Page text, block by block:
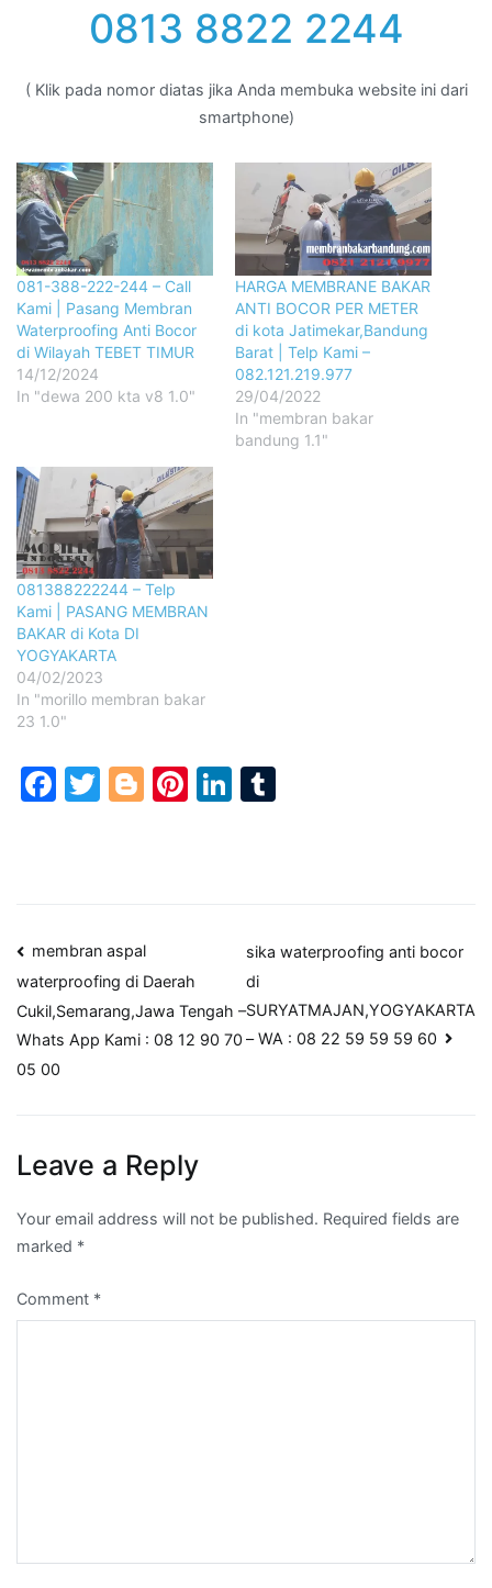
0813 8822 2244
( Klik pada nomor diatas jika Anda membuka website ini dari
smartphone)
081-388-222-244 – Call
Kami | Pasang Membran
Waterproofing Anti Bocor
di Wilayah TEBET TIMUR
14/12/2024
In "dewa 200 kta v8 1.0"
HARGA MEMBRANE BAKAR
ANTI BOCOR PER METER
di kota Jatimekar,Bandung
Barat | Telp Kami –
082.121.219.977
29/04/2022
In "membran bakar
bandung 1.1"
081388222244 – Telp
Kami | PASANG MEMBRAN
BAKAR di Kota DI
YOGYAKARTA
04/02/2023
In "morillo membran bakar
23 1.0"
Facebook
Twitter
Blogger
Pinterest
LinkedIn
Post
navigation
membran aspal
waterproofing di Daerah
Cukil,Semarang,Jawa Tengah –
Whats App Kami : 08 12 90 70
05 00
sika waterproofing anti bocor
di
SURYATMAJAN,YOGYAKARTA
– WA : 08 22 59 59 59 60
Leave a Reply
Your email address will not be published. Required fields are
marked *
Comment *